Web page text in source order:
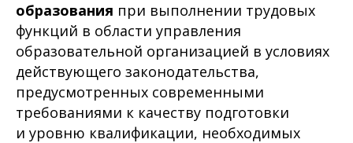
образования при выполнении трудовых
функций в области управления
образовательной организацией в условиях
действующего законодательства,
предусмотренных современными
требованиями к качеству подготовки
и уровню квалификации, необходимых